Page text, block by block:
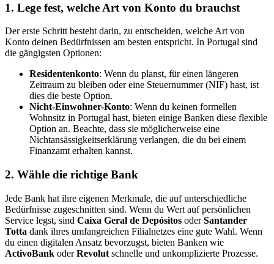
1. Lege fest, welche Art von Konto du brauchst
Der erste Schritt besteht darin, zu entscheiden, welche Art von
Konto deinen Bedürfnissen am besten entspricht. In Portugal sind
die gängigsten Optionen:
Residentenkonto: Wenn du planst, für einen längeren
Zeitraum zu bleiben oder eine Steuernummer (NIF) hast, ist
dies die beste Option.
Nicht-Einwohner-Konto: Wenn du keinen formellen
Wohnsitz in Portugal hast, bieten einige Banken diese flexible
Option an. Beachte, dass sie möglicherweise eine
Nichtansässigkeitserklärung verlangen, die du bei einem
Finanzamt erhalten kannst.
2. Wähle die richtige Bank
Jede Bank hat ihre eigenen Merkmale, die auf unterschiedliche
Bedürfnisse zugeschnitten sind. Wenn du Wert auf persönlichen
Service legst, sind Caixa Geral de Depósitos oderSantander
Totta dank ihres umfangreichen Filialnetzes eine gute Wahl. Wenn
du einen digitalen Ansatz bevorzugst, bieten Banken wie
ActivoBank oderRevolut schnelle und unkomplizierte Prozesse.